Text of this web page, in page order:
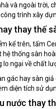
và ngoài trời,
trình xây
thay thế
kể trên, tấm
hệ thống sàn
lo ngại về chất
gác hay sàn
diện tích sử
nước thay